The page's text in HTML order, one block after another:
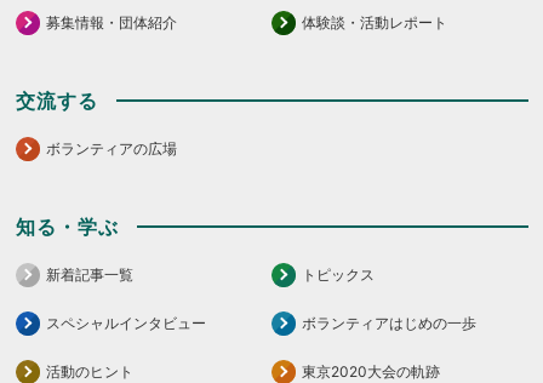
募集情報・団体紹介 体験談・活動レポート
交流する
ボランティアの広場
知る・学ぶ
新着記事一覧 トピックス
スペシャルインタビュー ボランティアはじめの一歩
活動のヒント
東京2020大会の軌跡